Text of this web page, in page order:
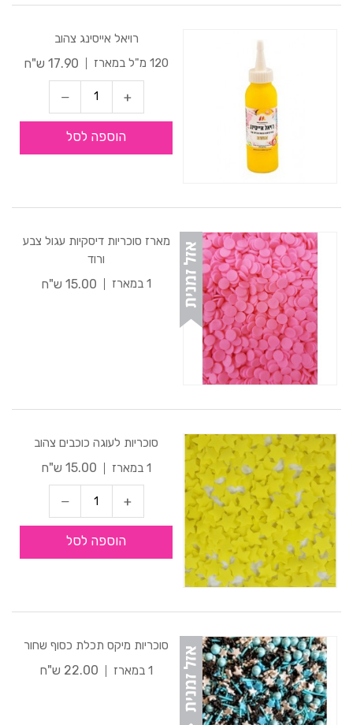
רויאל אייסינג צהוב
120 מ"ל במארז
17.90 ש"ח
הוספה לסל
מארז סוכריות דיסקיות עגול צבע
ורוד
1 במארז
15.00 ש"ח
סוכריות לעוגה כוכבים צהוב
1 במארז
15.00 ש"ח
הוספה לסל
סוכריות מיקס תכלת כסוף שחור
1 במארז
22.00 ש"ח